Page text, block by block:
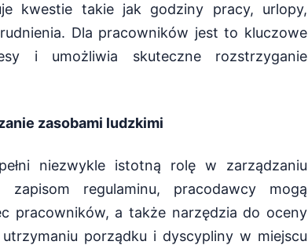
kwestie takie jak godziny pracy, urlopy,
Dla pracowników jest to kluczowe
i umożliwia skuteczne rozstrzyganie
zasobami ludzkimi
niezwykle istotną rolę w zarządzaniu
zapisom regulaminu, pracodawcy mogą
pracowników, a także narzędzia do oceny
porządku i dyscypliny w miejscu